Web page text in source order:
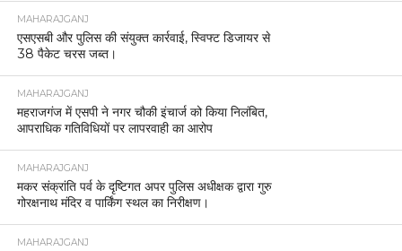
MAHARAJGANJ
एसएसबी और पुलिस की संयुक्त कार्रवाई, स्विफ्ट डिजायर से
38 पैकेट चरस जब्त।
MAHARAJGANJ
महराजगंज में एसपी ने नगर चौकी इंचार्ज को किया निलंबित,
आपराधिक गतिविधियों पर लापरवाही का आरोप
MAHARAJGANJ
मकर संक्रांति पर्व के दृष्टिगत अपर पुलिस अधीक्षक द्वारा गुरु
गोरक्षनाथ मंदिर व पार्किंग स्थल का निरीक्षण।
MAHARAJGANJ